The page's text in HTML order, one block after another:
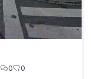
0 0